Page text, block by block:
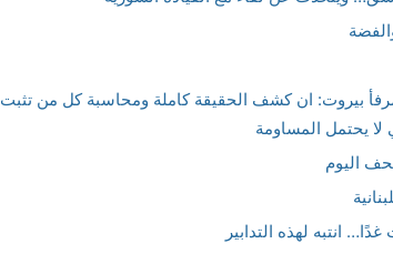
بيروت: ان كشف الحقيقة كاملة ومحاسبة كل من تثبت
يحتمل المساومة
اليوم
انتبه لهذه التدابير